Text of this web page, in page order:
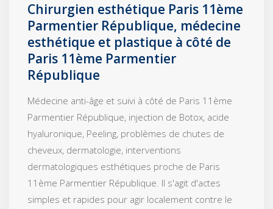
Chirurgien esthétique Paris 11ème
Parmentier République, médecine
esthétique et plastique à côté de
Paris 11ème Parmentier
République
Médecine anti-âge et suivi à côté de Paris 11ème
Parmentier République, injection de Botox, acide
hyaluronique, Peeling, problèmes de chutes de
cheveux, dermatologie, interventions
dermatologiques esthétiques proche de Paris
11ème Parmentier République. Il s'agit d'actes
simples et rapides pour agir localement contre le